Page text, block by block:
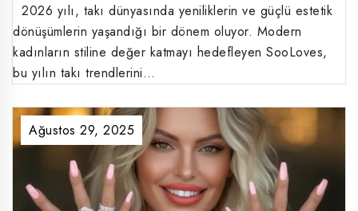
2026 yılı, takı dünyasında yeniliklerin ve güçlü estetik
dönüşümlerin yaşandığı bir dönem oluyor. Modern
kadınların stiline değer katmayı hedefleyen SooLoves,
bu yılın takı trendlerini…
Ağustos 29, 2025